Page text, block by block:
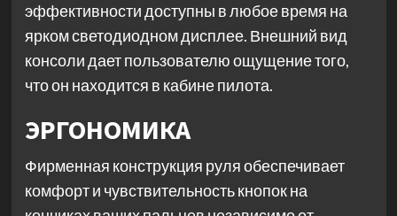
эффективности доступны в любое время на
ярком светодиодном дисплее. Внешний вид
консоли дает пользователю ощущение того,
что он находится в кабине пилота.
ЭРГОНОМИКА
Фирменная конструкция руля обеспечивает
комфорт и чувствительность кнопок на